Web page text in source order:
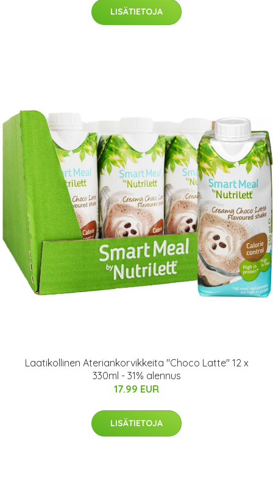
LISÄTIETOJA
Laatikollinen Ateriankorvikkeita "Choco Latte" 12 x
330ml - 31% alennus
17.99 EUR
LISÄTIETOJA